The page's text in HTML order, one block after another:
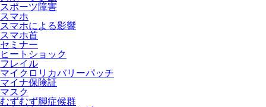
スポーツ障害
スマホ
スマホによる影響
スマホ首
セミナー
ヒートショック
フレイル
マイクロリカバリーパッチ
マイナ保険証
マスク
むずむず脚症候群